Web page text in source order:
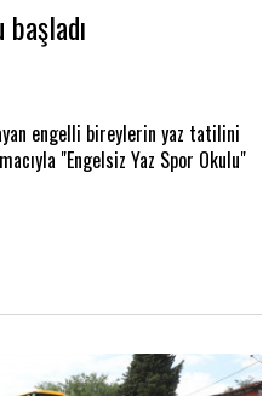
engelli bireylerin yaz tatilini
"Engelsiz Yaz Spor Okulu"